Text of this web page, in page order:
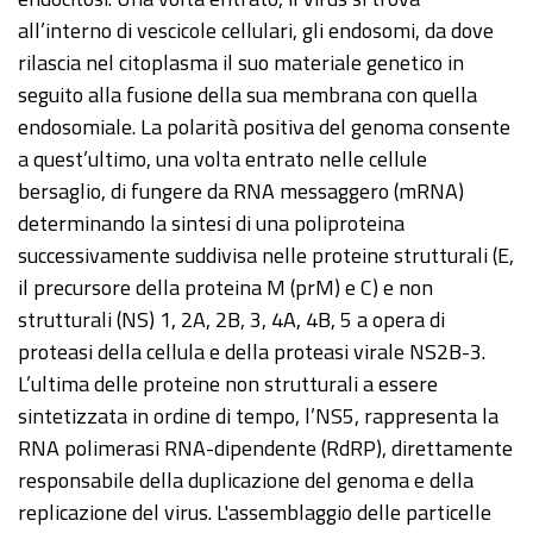
all’interno di vescicole cellulari, gli endosomi, da dove
rilascia nel citoplasma il suo materiale genetico in
seguito alla fusione della sua membrana con quella
endosomiale. La polarità positiva del genoma consente
a quest’ultimo, una volta entrato nelle cellule
bersaglio, di fungere da RNA messaggero (mRNA)
determinando la sintesi di una poliproteina
successivamente suddivisa nelle proteine strutturali (E,
il precursore della proteina M (prM) e C) e non
strutturali (NS) 1, 2A, 2B, 3, 4A, 4B, 5 a opera di
proteasi della cellula e della proteasi virale NS2B-3.
L’ultima delle proteine non strutturali a essere
sintetizzata in ordine di tempo, l’NS5, rappresenta la
RNA polimerasi RNA-dipendente (RdRP), direttamente
responsabile della duplicazione del genoma e della
replicazione del virus. L'assemblaggio delle particelle